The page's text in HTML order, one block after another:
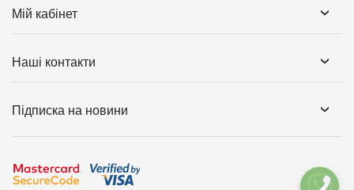
Мій кабінет
Наші контакти
Підписка на новини